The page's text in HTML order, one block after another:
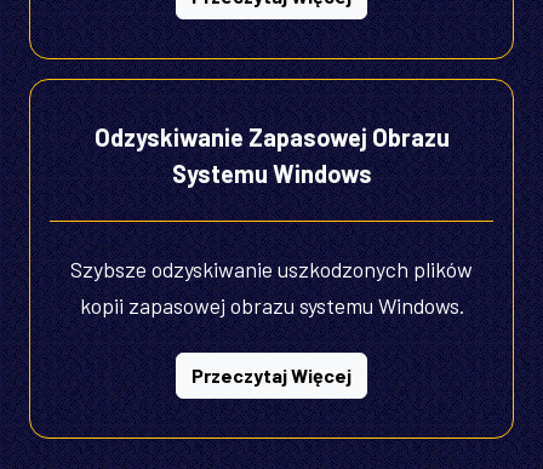
Odzyskiwanie Zapasowej Obrazu
Systemu Windows
Szybsze odzyskiwanie uszkodzonych plików
kopii zapasowej obrazu systemu Windows.
Przeczytaj Więcej